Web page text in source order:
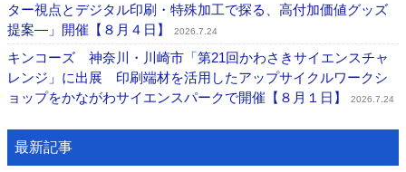
ター視点とデジタル印刷・特殊加工で探る、高付加価値グッズ
提案―」開催【８月４日】
2026.7.24
キンコーズ 神奈川・川崎市「第21回かわさきサイエンスチャ
レンジ」に出展 印刷端材を活用したアップサイクルワークシ
ョップをかながわサイエンスパークで開催【８月１日】
2026.7.24
最新記事